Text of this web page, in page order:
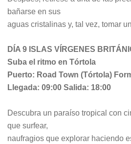
bañarse en sus
aguas cristalinas y, tal vez, tomar
DÍA 9 ISLAS VÍRGENES
Suba el ritmo en Tórtola
Puerto: Road Town (Tórtola)
Llegada: 09:00 Salida: 18:00
Descubra un paraíso tropical con
que surfear,
naufragios que explorar haciendo